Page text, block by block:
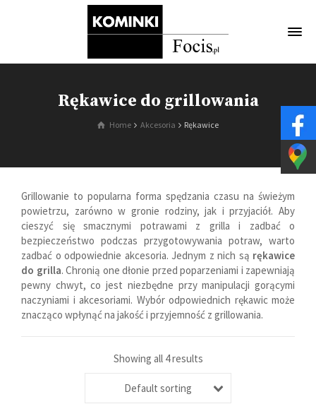
Rękawice do grillowania
Home Akcesoria Rękawice
Grillowanie to popularna forma spędzania czasu na świeżym
powietrzu, zarówno w gronie rodziny, jak i przyjaciół. Aby
cieszyć się smacznymi potrawami z grilla i zadbać o
bezpieczeństwo podczas przygotowywania potraw, warto
zadbać o odpowiednie akcesoria. Jednym z nich są rękawice
do grilla. Chronią one dłonie przed poparzeniami i zapewniają
pewny chwyt, co jest niezbędne przy manipulacji gorącymi
naczyniami i akcesoriami. Wybór odpowiednich rękawic może
znacząco wpłynąć na jakość i przyjemność z grillowania.
Showing all 4 results
Default sorting